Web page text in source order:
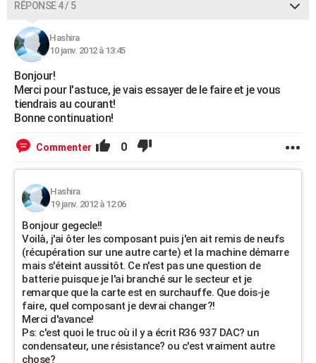
RÉPONSE 4 / 5
Hashira
10 janv. 2012 à 13:45
Bonjour!
Merci pour l'astuce, je vais essayer de le faire et je vous
tiendrais au courant!
Bonne continuation!
Commenter 0
Hashira
19 janv. 2012 à 12:06
Bonjour gegecle!!
Voilà, j'ai ôter les composant puis j'en ait remis de neufs
(récupération sur une autre carte) et la machine démarre
mais s'éteint aussitôt. Ce n'est pas une question de
batterie puisque je l'ai branché sur le secteur et je
remarque que la carte est en surchauffe. Que dois-je
faire, quel composant je devrai changer?!
Merci d'avance!
Ps: c'est quoi le truc où il y a écrit R36 937 DAC? un
condensateur, une résistance? ou c'est vraiment autre
chose?